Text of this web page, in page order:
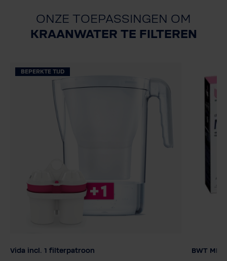
ONZE TOEPASSINGEN OM
KRAANWATER TE FILTEREN
BEPERKTE TIJD
Kleur
Vida incl. 1 filterpatroon BWT